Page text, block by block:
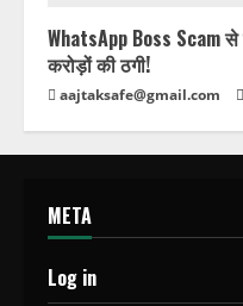
WhatsApp Boss Scam से
करोड़ों की ठगी!
aajtaksafe@gmail.com
META
Log in